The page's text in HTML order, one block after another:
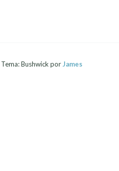
Tema: Bushwick por James